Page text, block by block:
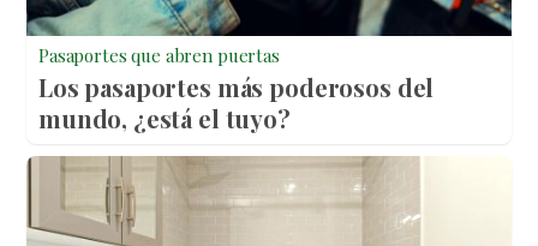
Pasaportes que abren puertas
Los pasaportes más poderosos del
mundo, ¿está el tuyo?